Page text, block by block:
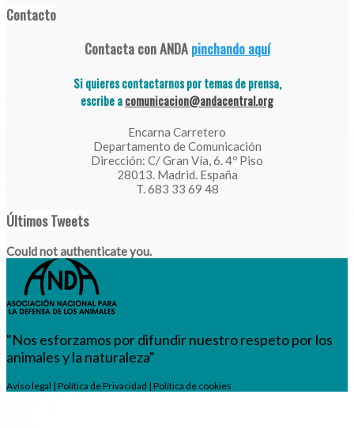
Contacto
Contacta con ANDApinchando aquí
Si quieres contactarnos por temas de prensa,
escribe acomunicacion@andacentral.org
Encarna Carretero
Departamento de Comunicación
Dirección: C/ Gran Vía, 6. 4º Piso
28013. Madrid. España
T. 683 33 69 48
Últimos Tweets
Could not authenticate you.
"Nos esforzamos por difundir nuestro respeto por los
animales y la naturaleza"
Aviso legal | Política de Privacidad | Política de cookies